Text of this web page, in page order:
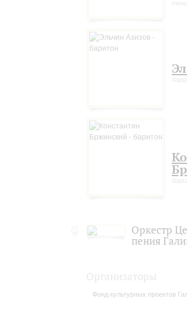
Оркестр
пения
Фонд культурных проектов